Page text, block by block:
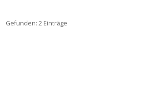
Gefunden: 2 Einträge